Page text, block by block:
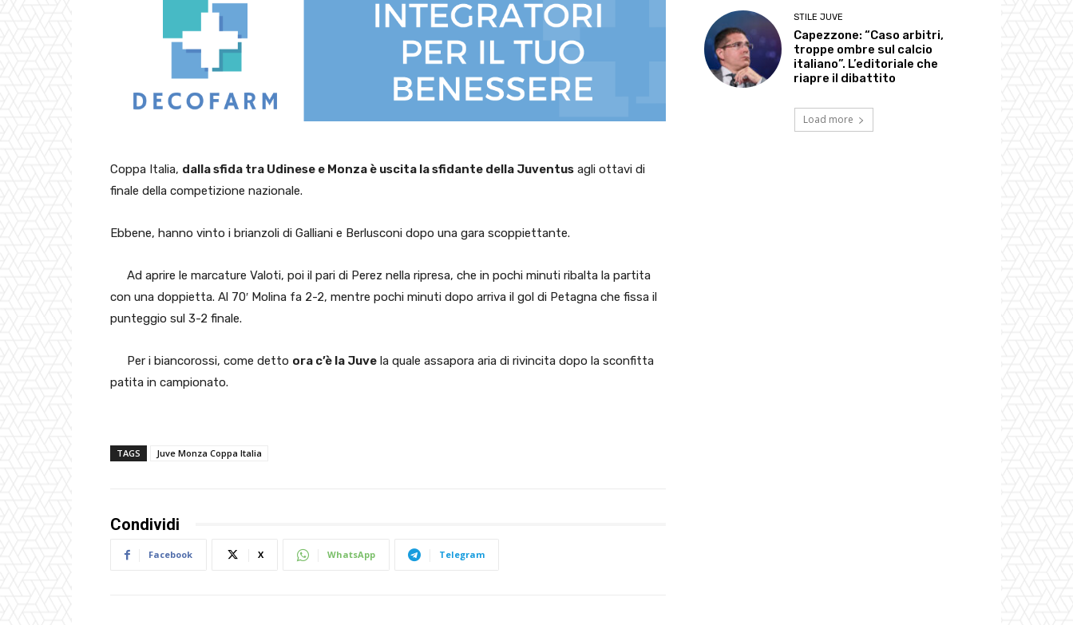
Coppa Italia, dalla sfida tra Udinese e Monza è uscita la sfidante della Juventus agli ottavi di
finale della competizione nazionale.
Ebbene, hanno vinto i brianzoli di Galliani e Berlusconi dopo una gara scoppiettante.
Ad aprire le marcature Valoti, poi il pari di Perez nella ripresa, che in pochi minuti ribalta la partita
con una doppietta. Al 70′ Molina fa 2-2, mentre pochi minuti dopo arriva il gol di Petagna che fissa il
punteggio sul 3-2 finale.
Per i biancorossi, come detto ora c’è la Juve la quale assapora aria di rivincita dopo la sconfitta
patita in campionato.
TAGS Juve Monza Coppa Italia
Condividi
Facebook X WhatsApp Telegram
STILE JUVE
Capezzone: “Caso arbitri,
troppe ombre sul calcio
italiano”. L’editoriale che
riapre il dibattito
Load more